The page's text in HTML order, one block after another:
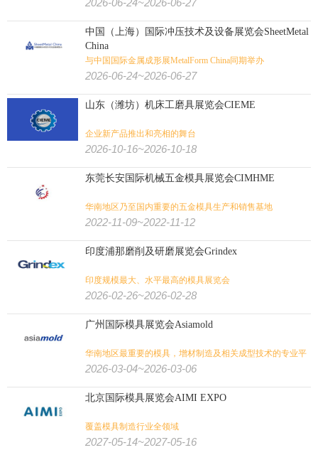
2026-06-24~2026-06-27
中国（上海）国际冲压技术及设备展览会SheetMetal
China
与中国国际金属成形展MetalForm China同期举办
2026-06-24~2026-06-27
山东（潍坊）机床工磨具展览会CIEME
企业新产品推出和亮相的舞台
2026-10-16~2026-10-18
东莞长安国际机械五金模具展览会CIMHME
华南地区乃至国内重要的五金模具生产和销售基地
2022-11-09~2022-11-12
印度浦那磨削及研磨展览会Grindex
印度规模最大、水平最高的模具展览会
2026-02-26~2026-02-28
广州国际模具展览会Asiamold
华南地区最重要的模具，增材制造及相关成型技术的专业平
台之一
2026-03-04~2026-03-06
北京国际模具展览会AIMI EXPO
覆盖模具制造行业全领域
2027-05-14~2027-05-16